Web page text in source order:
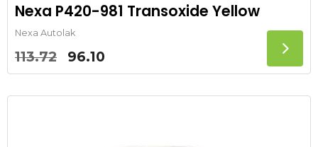
Nexa P420-981 Transoxide Yellow
Nexa Autolak
113.72
Oorspronkelijke
prijs
was:
96.10
prijs
is: